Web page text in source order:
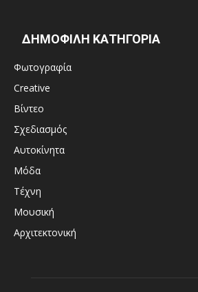
ΔΗΜΟΦΙΛΗ ΚΑΤΗΓΟΡΙΑ
Φωτογραφία
Creative
Βίντεο
Σχεδιασμός
Αυτοκίνητα
Μόδα
Τέχνη
Μουσική
Αρχιτεκτονική